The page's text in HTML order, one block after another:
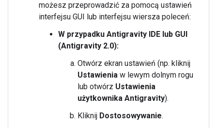
możesz przeprowadzić za pomocą ustawień
interfejsu GUI lub interfejsu wiersza poleceń:
W przypadku Antigravity IDE lub GUI
(Antigravity 2.0):
Otwórz ekran ustawień (np. kliknij
Ustawienia w lewym dolnym rogu
lub otwórz Ustawienia
użytkownika Antigravity).
Kliknij Dostosowywanie.